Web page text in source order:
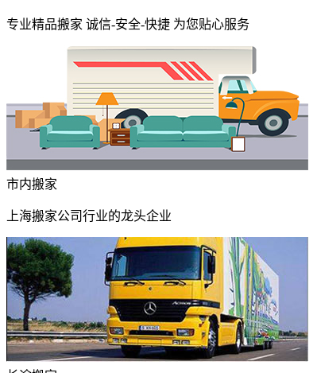
专业精品搬家 诚信-安全-快捷 为您贴心服务
市内搬家
上海搬家公司行业的龙头企业